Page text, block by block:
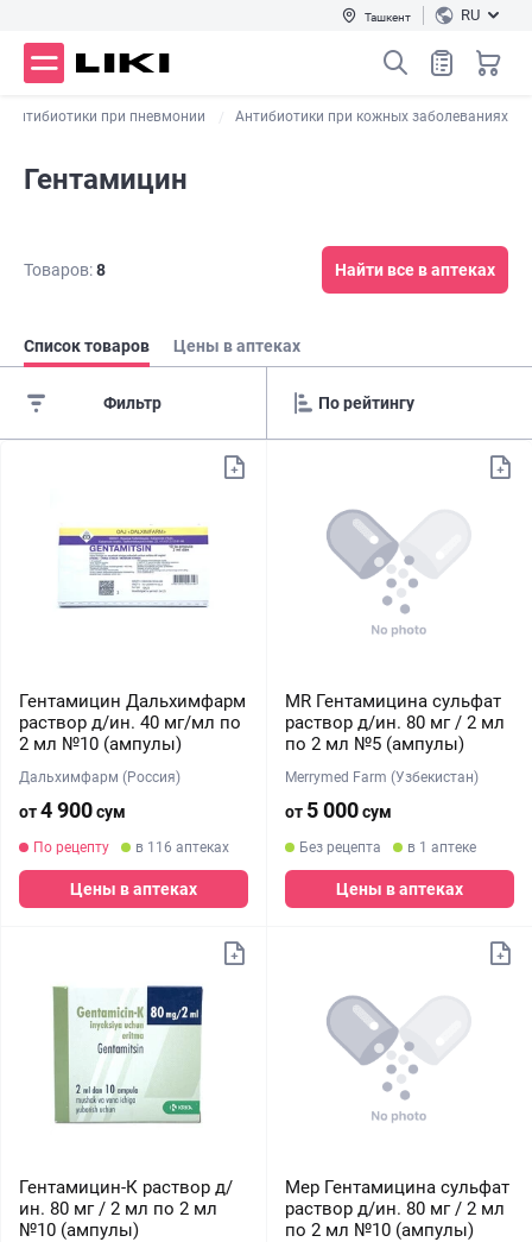
Ташкент RU
Антибиотики при пневмонии Антибиотики при кожных заболеваниях
Гентамицин
Товаров:8 Найти все в аптеках
Список товаров Цены в аптеках
Фильтр
Гентамицин Дальхимфарм
раствор д/ин. 40 мг/мл по
2 мл №10 (ампулы)
Дальхимфарм (Россия)
от4 900сум
По рецепту в 116 аптеках
Цены в аптеках
MR Гентамицина сульфат
раствор д/ин. 80 мг / 2 мл
по 2 мл №5 (ампулы)
Merrymed Farm (Узбекистан)
от 5 000сум
Без рецепта в 1 аптеке
Цены в аптеках
Гентамицин-К раствор д/
ин. 80 мг / 2 мл по 2 мл
№10 (ампулы)
Мер Гентамицина сульфат
раствор д/ин. 80 мг / 2 мл
по 2 мл №10 (ампулы)